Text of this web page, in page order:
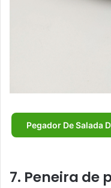
Pegador De Salada
7. Peneira de